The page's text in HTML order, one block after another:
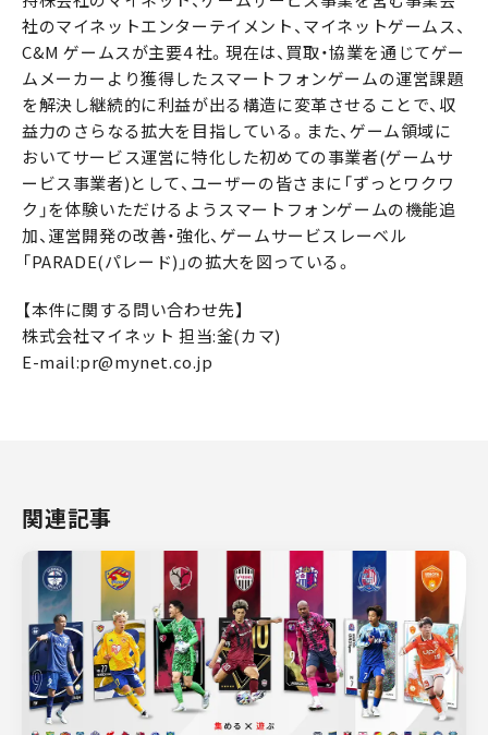
社のマイネットエンターテイメント、マイネットゲームス、
C&M ゲームスが主要4 社。現在は、買取・協業を通じてゲー
ムメーカーより獲得したスマートフォンゲームの運営課題
を解決し継続的に利益が出る構造に変革させることで、収
益力のさらなる拡大を目指している。また、ゲーム領域に
おいてサービス運営に特化した初めての事業者(ゲームサ
ービス事業者)として、ユーザーの皆さまに「ずっとワクワ
ク」を体験いただけるようスマートフォンゲームの機能追
加、運営開発の改善・強化、ゲームサービスレーベル
「PARADE(パレード)」の拡大を図っている。
【本件に関する問い合わせ先】
株式会社マイネット 担当:釜(カマ)
E-mail:pr@mynet.co.jp
関連記事